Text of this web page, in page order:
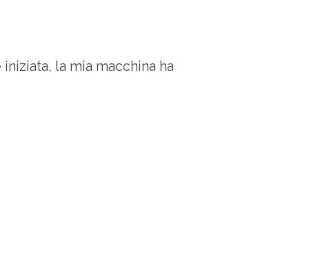
la mia macchina ha